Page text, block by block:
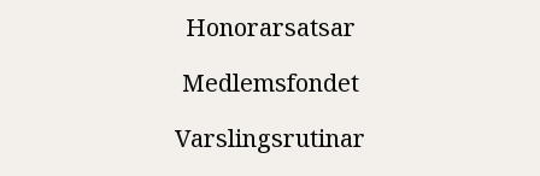
Honorarsatsar
Medlemsfondet
Varslingsrutinar